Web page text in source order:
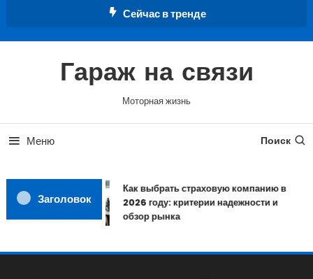
Сейчас в тренде
Гараж на связи
Моторная жизнь
Меню Поиск
Заголовок
Как выбрать страховую компанию в
2026 году: критерии надежности и
обзор рынка